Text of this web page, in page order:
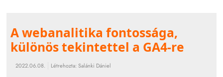
A webanalitika fontossága,
különös tekintettel a GA4-re
2022.06.08. Létrehozta: Salánki Dániel